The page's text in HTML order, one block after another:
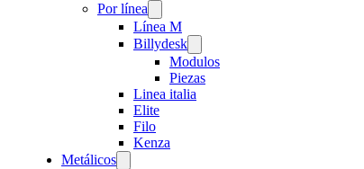
Por línea
Línea M
Billydesk
Modulos
Piezas
Linea italia
Elite
Filo
Kenza
Metálicos